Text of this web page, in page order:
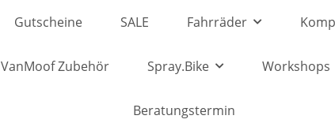
Gutscheine SALE Fahrräder
VanMoof Zubehör Spray.Bike Workshops
Beratungstermin